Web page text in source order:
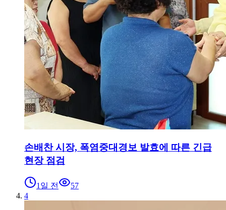
손배찬 시장, 폭염중대경보 발효에 따른 긴급
현장 점검
1일 전
57
4